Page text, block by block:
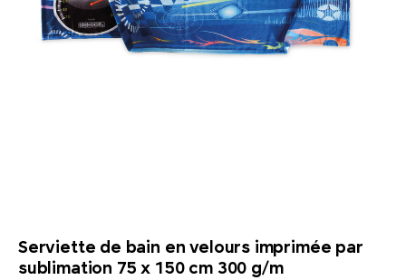
Serviette de bain en velours imprimée par
sublimation 75 x 150 cm 300 g/m